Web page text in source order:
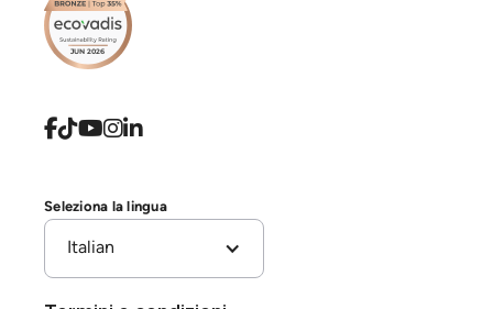

Seleziona la lingua
Italian